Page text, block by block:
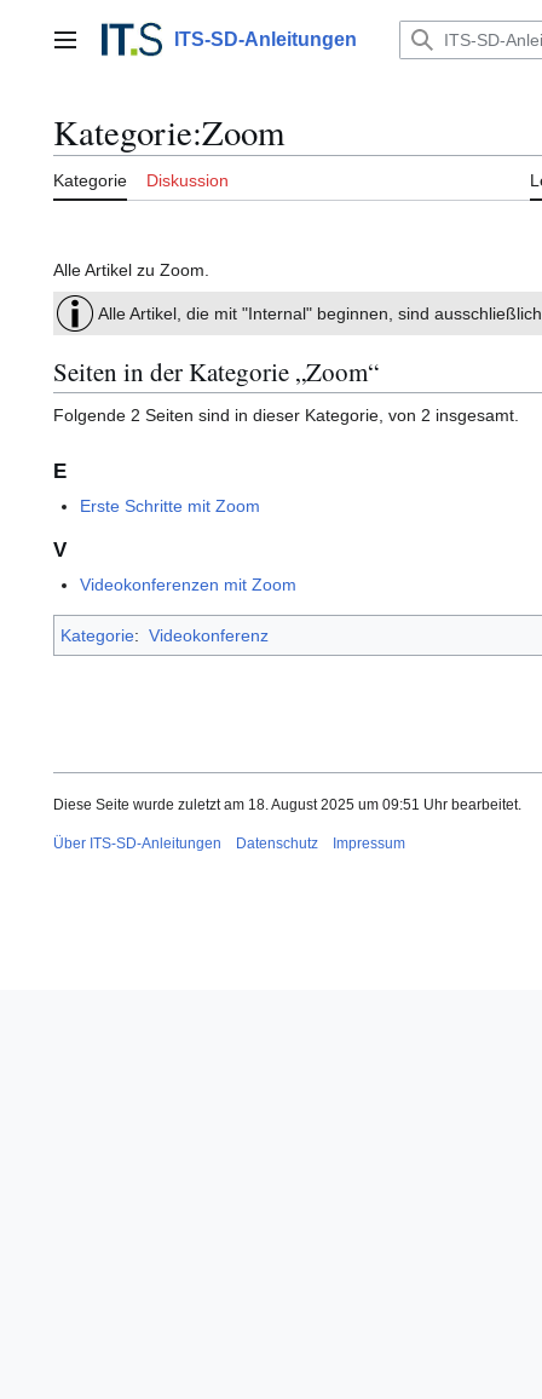
springenHauptmenü ITS-SD-Anleitungen
Kategorie:Zoom
Kategorie Diskussion
Alle Artikel zu Zoom.
Alle Artikel, die mit "Internal" beginnen, sind
Seiten in der Kategorie „Zoom“
Folgende 2 Seiten sind in dieser Kategorie, von 2 insgesamt.
E
Erste Schritte mit Zoom
V
Videokonferenzen mit Zoom
Kategorie: Videokonferenz
Diese Seite wurde zuletzt am 18. August 2025 um 09:51 Uhr bearbeitet.
Über ITS-SD-Anleitungen Datenschutz Impressum